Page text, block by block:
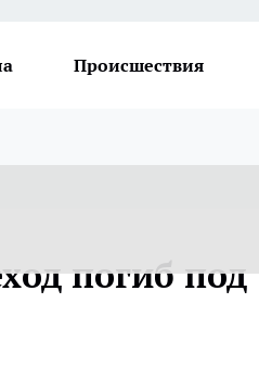
Происшествия
погиб под